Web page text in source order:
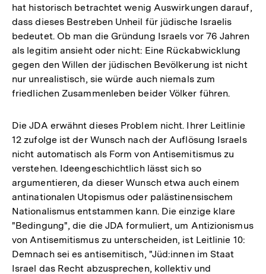
hat historisch betrachtet wenig Auswirkungen darauf,
dass dieses Bestreben Unheil für jüdische Israelis
bedeutet. Ob man die Gründung Israels vor 76 Jahren
als legitim ansieht oder nicht: Eine Rückabwicklung
gegen den Willen der jüdischen Bevölkerung ist nicht
nur unrealistisch, sie würde auch niemals zum
friedlichen Zusammenleben beider Völker führen.
Die JDA erwähnt dieses Problem nicht. Ihrer Leitlinie
12 zufolge ist der Wunsch nach der Auflösung Israels
nicht automatisch als Form von Antisemitismus zu
verstehen. Ideengeschichtlich lässt sich so
argumentieren, da dieser Wunsch etwa auch einem
antinationalen Utopismus oder palästinensischem
Nationalismus entstammen kann. Die einzige klare
"Bedingung", die die JDA formuliert, um Antizionismus
von Antisemitismus zu unterscheiden, ist Leitlinie 10:
Demnach sei es antisemitisch, "Jüd:innen im Staat
Israel das Recht abzusprechen, kollektiv und